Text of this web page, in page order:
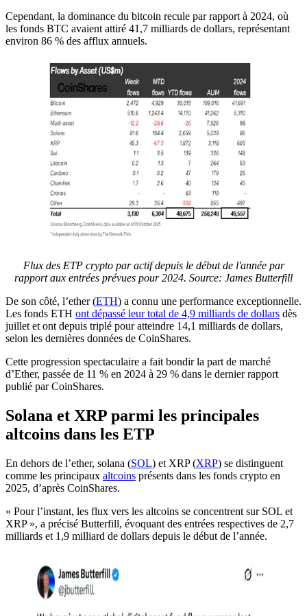
Cependant, la dominance du bitcoin recule par rapport à 2024, où
les fonds BTC avaient attiré 41,7 milliards de dollars, représentant
environ 86 % des afflux annuels.
Flux des ETP crypto par actif depuis le début de l'année par
rapport aux entrées prévues pour 2024. Source: James Butterfill
De son côté, l’ether (ETH) a connu une performance exceptionnelle.
Les fonds ETH ont dépassé leur total de 4,9 milliards de dollars dès
juillet et ont depuis triplé pour atteindre 14,1 milliards de dollars,
selon les dernières données de CoinShares.
Cette progression spectaculaire a fait bondir la part de marché
d’Ether, passée de 11 % en 2024 à 29 % dans le dernier rapport
publié par CoinShares.
Solana et XRP parmi les principales
altcoins dans les ETP
En dehors de l’ether, solana (SOL) et XRP (XRP) se distinguent
comme les principaux altcoins présents dans les fonds crypto en
2025, d’après CoinShares.
« Pour l’instant, les flux vers les altcoins se concentrent sur SOL et
XRP », a précisé Butterfill, évoquant des entrées respectives de 2,7
milliards et 1,9 milliard de dollars depuis le début de l’année.